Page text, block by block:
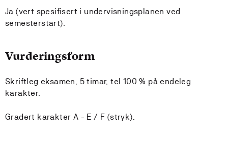
Ja (vert spesifisert i undervisningsplanen ved
semesterstart).
Vurderingsform
Skriftleg eksamen, 5 timar, tel 100 % på endeleg
karakter.
Gradert karakter A - E / F (stryk).